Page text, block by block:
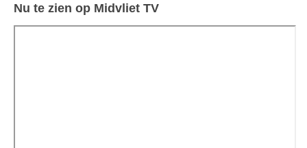
Nu te zien op Midvliet TV